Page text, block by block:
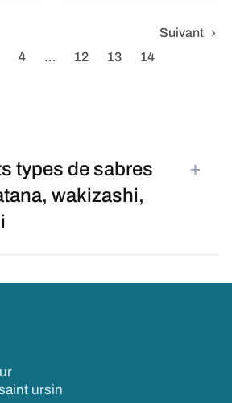
4 … 12 13 14
Suivant
+
types de sabres
wakizashi,
ursin